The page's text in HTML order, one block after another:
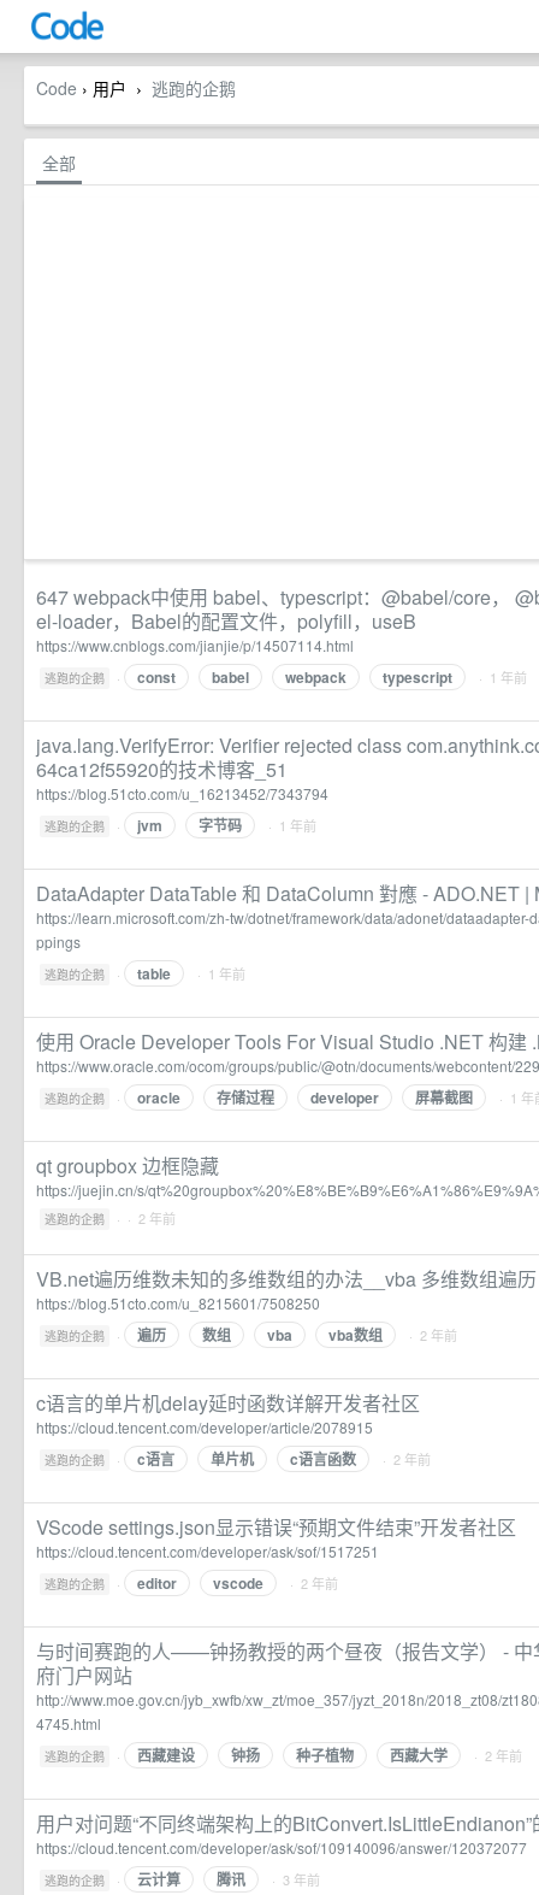
Code › 用户 › 逃跑的企鹅
全部
647 webpack中使用 babel、typescript：@babel/core，
el-loader，Babel的配置文件，polyfill，useB
https://www.cnblogs.com/jianjie/p/14507114.html
逃跑的企鹅 · const babel webpack typescript · 1 年前
java.lang.VerifyError: Verifier rejected class
64ca12f55920的技术博客_51
https://blog.51cto.com/u_16213452/7343794
逃跑的企鹅 · jvm 字节码 · 1 年前
DataAdapter DataTable 和 DataColumn 對應 - ADO.NET |
https://learn.microsoft.com/zh-tw/dotnet/framework/data/adonet/
ppings
逃跑的企鹅 · table · 1 年前
使用 Oracle Developer Tools For Visual Studio .NET 构建
https://www.oracle.com/ocom/groups/public/@otn/documents/webcontent/
逃跑的企鹅 · oracle 存储过程 developer 屏幕截图 · 1 年
qt groupbox 边框隐藏
https://juejin.cn/s/
逃跑的企鹅 · · 2 年前
VB.net遍历维数未知的多维数组的办法__vba 多维数组遍历
https://blog.51cto.com/u_8215601/7508250
逃跑的企鹅 · 遍历 数组 vba vba数组 · 2 年前
c语言的单片机delay延时函数详解开发者社区
https://cloud.tencent.com/developer/article/2078915
逃跑的企鹅 · c语言 单片机 c语言函数 · 2 年前
VScode settings.json显示错误“预期文件结束”开发者社区
https://cloud.tencent.com/developer/ask/sof/1517251
逃跑的企鹅 · editor vscode · 2 年前
与时间赛跑的人——钟扬教授的两个昼夜（报告文学） - 中
府门户网站
http://www.moe.gov.cn/jyb_xwfb/xw_zt/moe_357/jyzt_2018n/2018_zt08/
4745.html
逃跑的企鹅 · 西藏建设 钟扬 种子植物 西藏大学 · 2 年前
用户对问题“不同终端架构上的
https://cloud.tencent.com/developer/ask/sof/109140096/answer/120372077
逃跑的企鹅 · 云计算 腾讯 · 3 年前